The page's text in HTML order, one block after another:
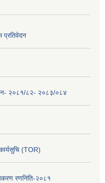
प्रतिवेदन
२०८१/८२- २०८३/०८४
(TOR)
रणनिति-२०८१